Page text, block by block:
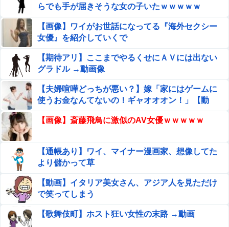
らでも手が届きそうな女の子いたｗｗｗｗｗ
【画像】ワイがお世話になってる『海外セクシー
女優』を紹介していくで
【期待アリ】ここまでやるくせにＡＶには出ない
グラドル →動画像
【夫婦喧嘩どっちが悪い？】嫁「家にはゲームに
使うお金なんてないの！ギャオオオン！」【動
【画像】斎藤飛鳥に激似のAV女優ｗｗｗｗｗ
【通帳あり】ワイ、マイナー漫画家、想像してた
より儲かって草
【動画】イタリア美女さん、アジア人を見ただけ
で笑ってしまう
【歌舞伎町】ホスト狂い女性の末路 →動画